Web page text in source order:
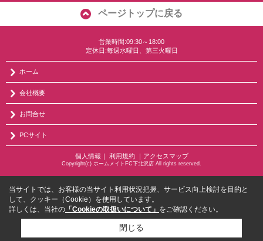
ページトップに戻る
営業時間:09:30～18:00
定休日:毎週水曜日、第三火曜日
ホーム
会社概要
お問合せ
PCサイト
個人情報 ｜ 利用規約｜ アクセスマップ
Copyright(c) ホームメイトFC下北沢店 All rights reserved.
当サイトでは、お客様の当サイト利用状況把握、サービス向上検討を目的と
して、クッキー（Cookie）を使用しています。
詳しくは、当社の 「Cookieの取扱いについて」 をご確認ください。
閉じる